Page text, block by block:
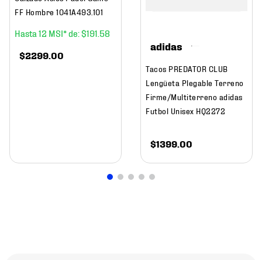
FF Hombre 1041A493.101
12 $191 58
$2299.00
adidas
Tacos PREDATOR CLUB
Lengüeta Plegable Terreno
Firme/Multiterreno adidas
Futbol Unisex HQ2272
$1399.00